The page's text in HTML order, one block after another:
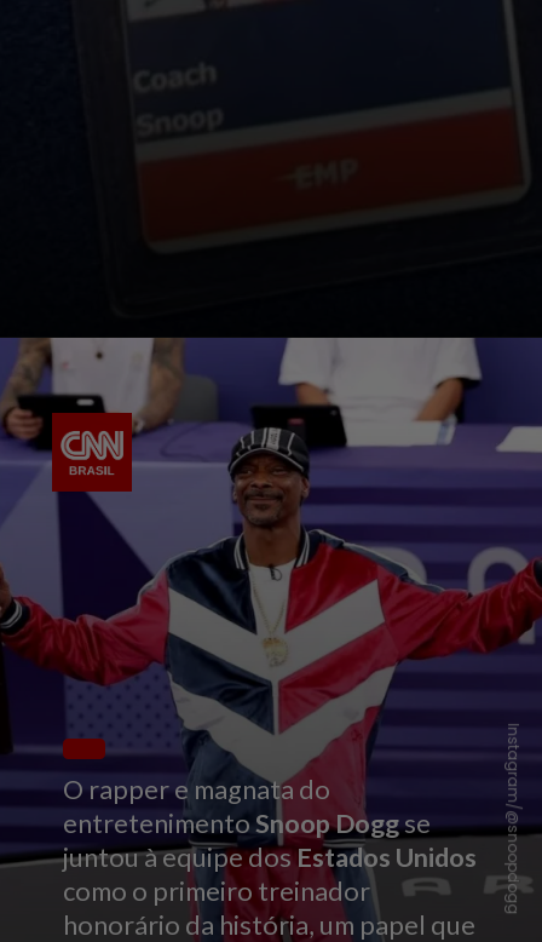
O rapper e magnata do
entretenimentoSnoop Doggse
juntou à equipe dosEstados Unidos
como o primeiro treinador
honorário da história, um papel que
Instagram/@snoopdogg